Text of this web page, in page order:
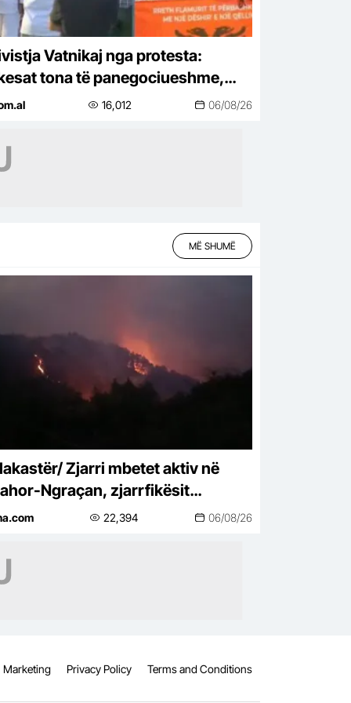
Vatnikaj nga protesta:
tona të panegociueshme,
nga sheshi pa dorëheqjen e
16,012 06/08/26
MË SHUMË
Zjarri mbetet aktiv në
Ngraçan, zjarrfikësit
operacionin për shkak të
22,394 06/08/26
Marketing Privacy Policy Terms and Conditions